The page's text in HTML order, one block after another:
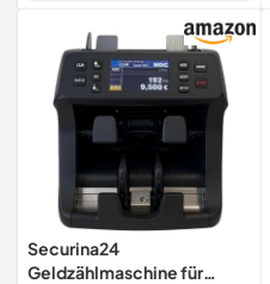
Securina24
Geldzählmaschine für